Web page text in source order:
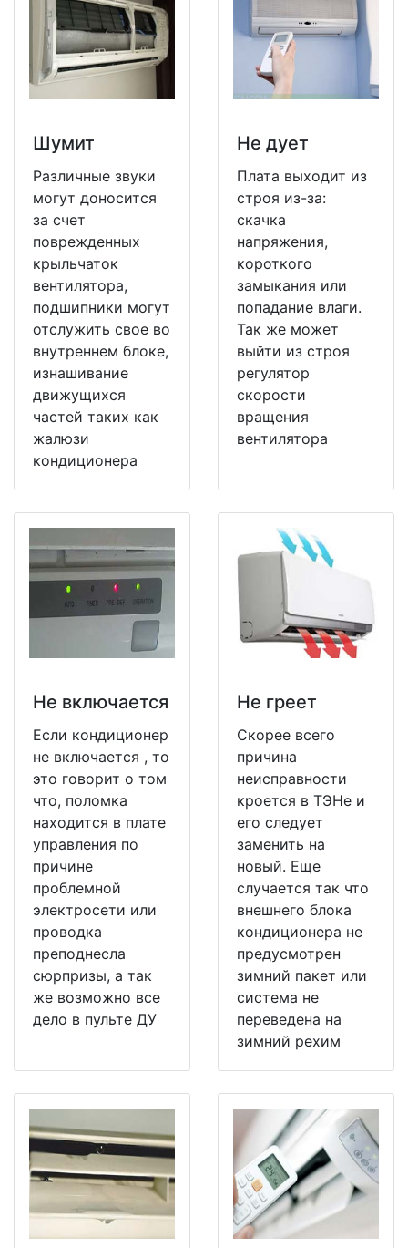
Шумит
Различные звуки
могут доносится
за счет
поврежденных
крыльчаток
вентилятора,
подшипники могут
отслужить свое во
внутреннем блоке,
изнашивание
движущихся
частей таких как
жалюзи
кондиционера
Не дует
Плата выходит из
строя из-за:
скачка
напряжения,
короткого
замыкания или
попадание влаги.
Так же может
выйти из строя
регулятор
скорости
вращения
вентилятора
Не включается
Если кондиционер
не включается , то
это говорит о том
что, поломка
находится в плате
управления по
причине
проблемной
электросети или
проводка
преподнесла
сюрпризы, а так
же возможно все
дело в пульте ДУ
Не греет
Скорее всего
причина
неисправности
кроется в ТЭНе и
его следует
заменить на
новый. Еще
случается так что
внешнего блока
кондиционера не
предусмотрен
зимний пакет или
система не
переведена на
зимний рехим